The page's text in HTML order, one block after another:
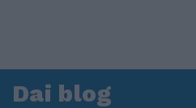
Dai blog